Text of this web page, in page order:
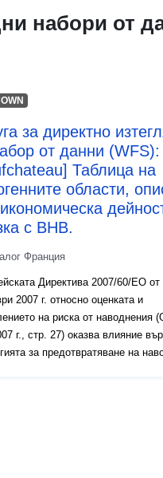
набори от
за директно
от данни (WFS):
Таблица на
области,
с ВНВ.
Франция
Директива 2007/60/ЕО от
2007 г. относно оценката и
на риска от наводнения
г., стр. 27) оказва влияние
за предотвратяване на